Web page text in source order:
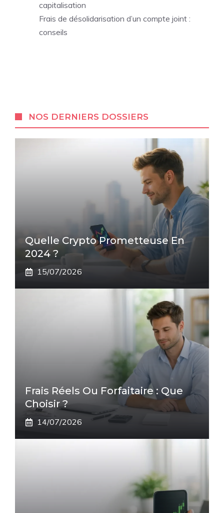
capitalisation
Frais de désolidarisation d’un compte joint :
conseils
NOS DERNIERS DOSSIERS
Quelle Crypto Prometteuse En
2024 ?
15/07/2026
Frais Réels Ou Forfaitaire : Que
Choisir ?
14/07/2026